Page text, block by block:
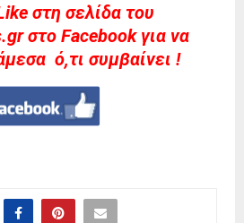
στη σελίδα του
στο Facebook για να
ό,τι συμβαίνει !